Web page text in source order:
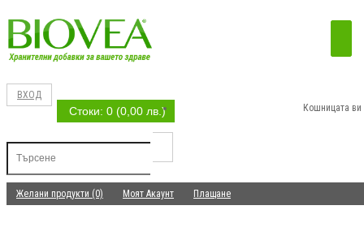
ВХОД
Стоки: 0 (0,00 лв.) Кошницата ви
Желани продукти (0) Моят Акаунт Плащане